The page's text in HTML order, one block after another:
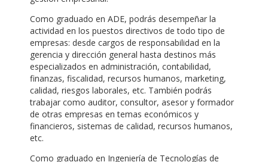
Como graduado en ADE, podrás desempeñar la
actividad en los puestos directivos de todo tipo de
empresas: desde cargos de responsabilidad en la
gerencia y dirección general hasta destinos más
especializados en administración, contabilidad,
finanzas, fiscalidad, recursos humanos, marketing,
calidad, riesgos laborales, etc. También podrás
trabajar como auditor, consultor, asesor y formador
de otras empresas en temas económicos y
financieros, sistemas de calidad, recursos humanos,
etc.
Como graduado en Ingeniería de Tecnologías de